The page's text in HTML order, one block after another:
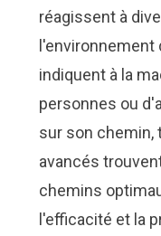
réagissent à
l'environnement
indiquent à la
personnes ou
sur son chemin,
avancés
chemins
l'efficacité et la